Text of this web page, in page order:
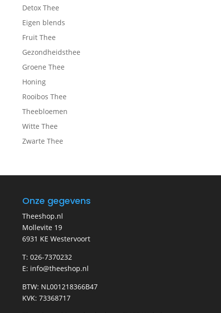
Detox Thee
Eigen blends
Fruit Thee
Gezondheidsthee
Groene Thee
Honing
Rooibos Thee
Theebloemen
Witte Thee
Zwarte Thee
Onze gegevens
Theeshop.nl
Mollevite 19
6931 KE Westervoort
T: 026-7370232
E: info@theeshop.nl
BTW: NL001218366B47
KVK: 73368717